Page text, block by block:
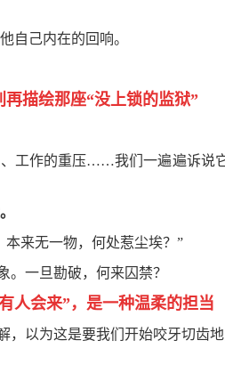
自己内在的回响。
再描绘那座“没上锁的监狱”
工作的重压……我们一遍遍诉说
来无一物，何处惹尘埃？”
。一旦勘破，何来囚禁？
人会来”，是一种温柔的担当
，以为这是要我们开始咬牙切齿地